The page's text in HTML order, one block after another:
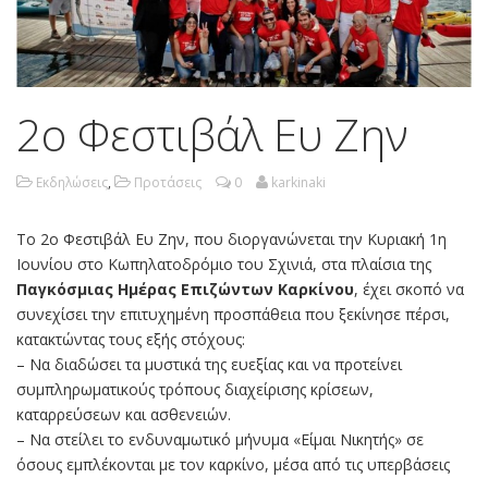
2ο Φεστιβάλ Ευ Ζην
Εκδηλώσεις, Προτάσεις 0 karkinaki
Το 2ο Φεστιβάλ Ευ Ζην, που διοργανώνεται την Κυριακή 1η
Ιουνίου στο Κωπηλατοδρόμιο του Σχινιά, στα πλαίσια της
Παγκόσμιας Ημέρας Επιζώντων Καρκίνου, έχει σκοπό να
συνεχίσει την επιτυχημένη προσπάθεια που ξεκίνησε πέρσι,
κατακτώντας τους εξής στόχους:
– Να διαδώσει τα μυστικά της ευεξίας και να προτείνει
συμπληρωματικούς τρόπους διαχείρισης κρίσεων,
καταρρεύσεων και ασθενειών.
– Να στείλει το ενδυναμωτικό μήνυμα «Είμαι Νικητής» σε
όσους εμπλέκονται με τον καρκίνο, μέσα από τις υπερβάσεις